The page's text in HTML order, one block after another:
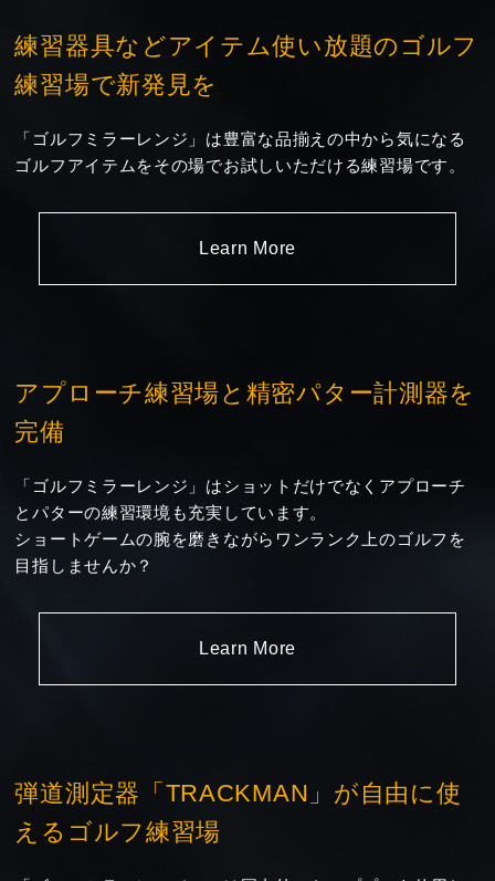
練習器具などアイテム使い放題のゴルフ
練習場で新発見を
「ゴルフミラーレンジ」は豊富な品揃えの中から気になる
ゴルフアイテムをその場でお試しいただける練習場です。
Learn More
アプローチ練習場と精密パター計測器を
完備
「ゴルフミラーレンジ」はショットだけでなくアプローチ
とパターの練習環境も充実しています。
ショートゲームの腕を磨きながらワンランク上のゴルフを
目指しませんか？
Learn More
弾道測定器「TRACKMAN」が自由に使
えるゴルフ練習場